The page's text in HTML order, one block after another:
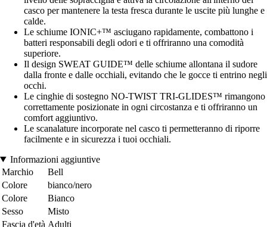
casco per mantenere la testa fresca durante le uscite più lunghe e
calde.
Le schiume IONIC+™ asciugano rapidamente, combattono i
batteri responsabili degli odori e ti offriranno una comodità
superiore.
Il design SWEAT GUIDE™ delle schiume allontana il sudore
dalla fronte e dalle occhiali, evitando che le gocce ti entrino negli
occhi.
Le cinghie di sostegno NO-TWIST TRI-GLIDES™ rimangono
correttamente posizionate in ogni circostanza e ti offriranno un
comfort aggiuntivo.
Le scanalature incorporate nel casco ti permetteranno di riporre
facilmente e in sicurezza i tuoi occhiali.
Informazioni aggiuntive
Marchio
Bell
Colore
bianco/nero
Colore
Bianco
Sesso
Misto
Fascia d'età Adulti